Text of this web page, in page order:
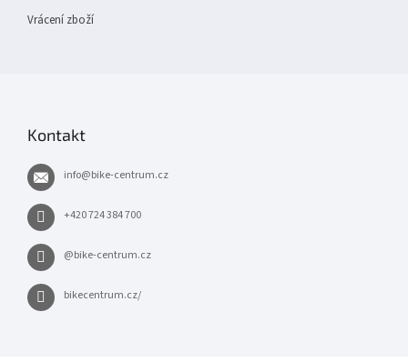
Vrácení zboží
Kontakt
info@bike-centrum.cz
+420 724 384 700
@bike-centrum.cz
bikecentrum.cz/